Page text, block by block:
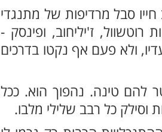
סבל מרדיפות של מתנגדי
ז'יליחוב, ופינסק -
ולא פעם אף נקטו בדרכים
להם טינה. נהפוך הוא. ככל
וסילק כל רבב שלילי מלבו.